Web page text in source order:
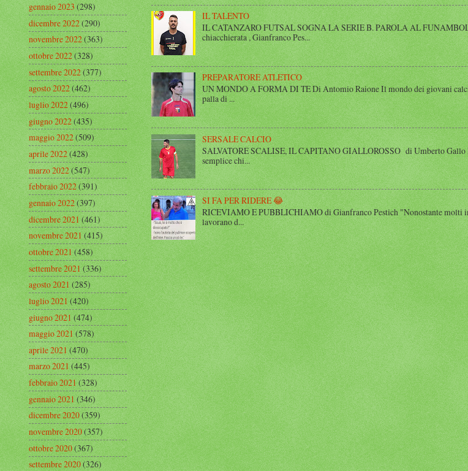
IL TALENTO
IL CATANZARO FUTSAL SOGNA LA SERIE B. PAROLA AL
chiacchierata , Gianfranco Pes...
PREPARATORE ATLETICO
UN MONDO A FORMA DI TE Di Antomio Raione Il mondo dei giovani
palla di ...
SERSALE CALCIO
SALVATORE SCALISE, IL CAPITANO GIALLOROSSO di Umberto Gallo
semplice chi...
SI FA PER RIDERE 😂
RICEVIAMO E PUBBLICHIAMO di Gianfranco Pestich "Nonostante molti
lavorano d...
gennaio 2023(298)
dicembre 2022(290)
novembre 2022(363)
ottobre 2022(328)
settembre 2022(377)
agosto 2022(462)
luglio 2022(496)
giugno 2022(435)
maggio 2022(509)
aprile 2022(428)
marzo 2022(547)
febbraio 2022(391)
gennaio 2022(397)
dicembre 2021(461)
novembre 2021(415)
ottobre 2021(458)
settembre 2021(336)
agosto 2021(285)
luglio 2021(420)
giugno 2021(474)
maggio 2021(578)
aprile 2021(470)
marzo 2021(445)
febbraio 2021(328)
gennaio 2021(346)
dicembre 2020(359)
novembre 2020(357)
ottobre 2020(367)
settembre 2020(326)